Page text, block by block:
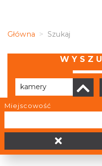
Główna Szukaj
Miejscowość
Brak